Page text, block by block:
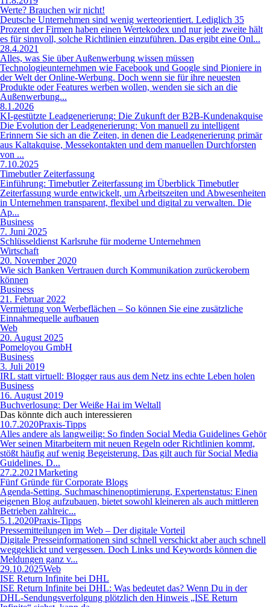
Werte? Brauchen wir nicht!
Deutsche Unternehmen sind wenig werteorientiert. Lediglich 35
Prozent der Firmen haben einen Wertekodex und nur jede zweite hält
es für sinnvoll, solche Richtlinien einzuführen. Das ergibt eine Onl...
28.4.2021
Alles, was Sie über Außenwerbung wissen müssen
Technologieunternehmen wie Facebook und Google sind Pioniere in
der Welt der Online-Werbung. Doch wenn sie für ihre neuesten
Produkte oder Features werben wollen, wenden sie sich an die
Außenwerbung...
8.1.2026
KI-gestützte Leadgenerierung: Die Zukunft der B2B-Kundenakquise
Die Evolution der Leadgenerierung: Von manuell zu intelligent
Erinnern Sie sich an die Zeiten, in denen die Leadgenerierung primär
aus Kaltakquise, Messekontakten und dem manuellen Durchforsten
von ...
7.10.2025
Timebutler Zeiterfassung
Einführung: Timebutler Zeiterfassung im Überblick Timebutler
Zeiterfassung wurde entwickelt, um Arbeitszeiten und Abwesenheiten
in Unternehmen transparent, flexibel und digital zu verwalten. Die
Ap...
Business
7. Juni 2025
Schlüsseldienst Karlsruhe für moderne Unternehmen
Wirtschaft
20. November 2020
Wie sich Banken Vertrauen durch Kommunikation zurückerobern
können
Business
21. Februar 2022
Vermietung von Werbeflächen – So können Sie eine zusätzliche
Einnahmequelle aufbauen
Web
20. August 2025
Pomeloyou GmbH
Business
3. Juli 2019
IRL statt virtuell: Blogger raus aus dem Netz ins echte Leben holen
Business
16. August 2019
Buchverlosung: Der Weiße Hai im Weltall
Das könnte dich auch interessieren
10.7.2020Praxis-Tipps
Alles andere als langweilig: So finden Social Media Guidelines Gehör
Wer seinen Mitarbeitern mit neuen Regeln oder Richtlinien kommt,
stößt häufig auf wenig Begeisterung. Das gilt auch für Social Media
Guidelines. D...
27.2.2021Marketing
Fünf Gründe für Corporate Blogs
Agenda-Setting, Suchmaschinenoptimierung, Expertenstatus: Einen
eigenen Blog aufzubauen, bietet sowohl kleineren als auch mittleren
Betrieben zahlreic...
5.1.2020Praxis-Tipps
Pressemitteilungen im Web – Der digitale Vorteil
Digitale Presseinformationen sind schnell verschickt aber auch schnell
weggeklickt und vergessen. Doch Links und Keywords können die
Meldungen ganz v...
29.10.2025Web
ISE Return Infinite bei DHL
ISE Return Infinite bei DHL: Was bedeutet das? Wenn Du in der
DHL-Sendungsverfolgung plötzlich den Hinweis „ISE Return